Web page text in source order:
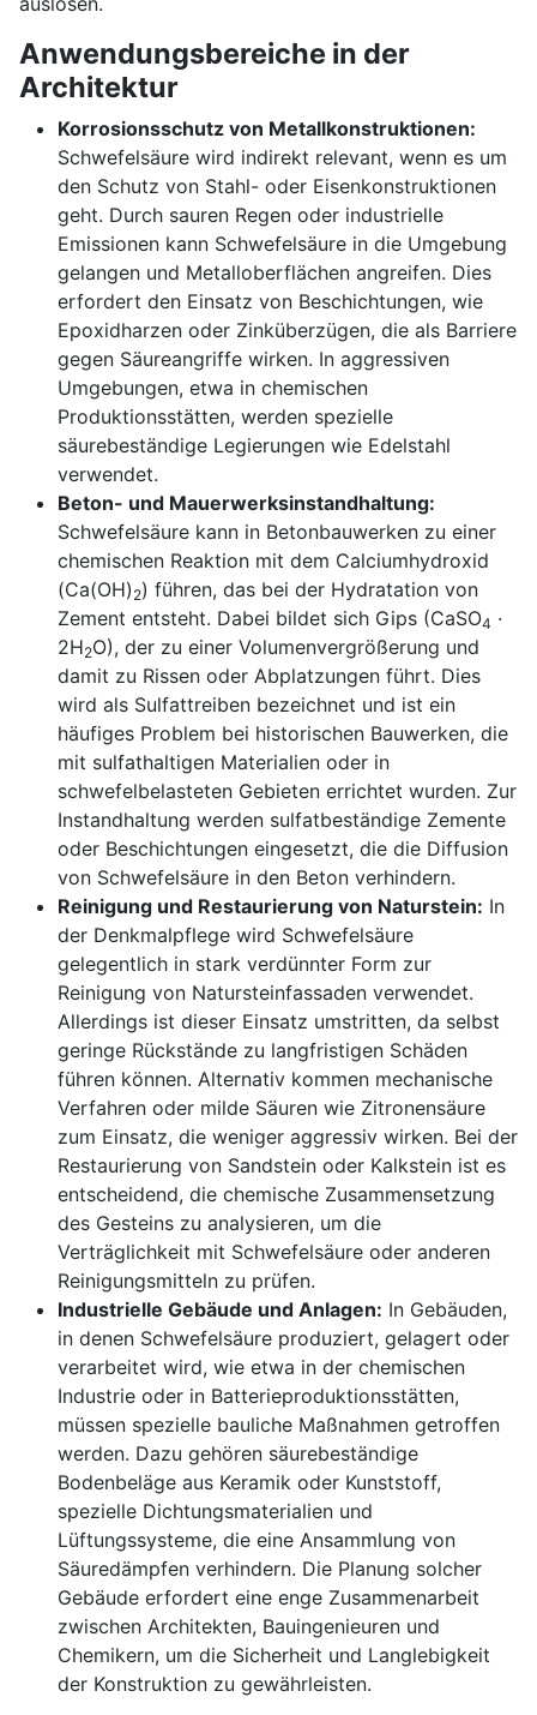
Anwendungsbereiche in der
Architektur
Korrosionsschutz von Metallkonstruktionen:
Schwefelsäure wird indirekt relevant, wenn es um
den Schutz von Stahl- oder Eisenkonstruktionen
geht. Durch sauren Regen oder industrielle
Emissionen kann Schwefelsäure in die Umgebung
gelangen und Metalloberflächen angreifen. Dies
erfordert den Einsatz von Beschichtungen, wie
Epoxidharzen oder Zinküberzügen, die als Barriere
gegen Säureangriffe wirken. In aggressiven
Umgebungen, etwa in chemischen
Produktionsstätten, werden spezielle
säurebeständige Legierungen wie Edelstahl
verwendet.
Beton- und Mauerwerksinstandhaltung:
Schwefelsäure kann in Betonbauwerken zu einer
chemischen Reaktion mit dem Calciumhydroxid
(Ca(OH) 2) führen, das bei der Hydratation von
Zement entsteht. Dabei bildet sich Gips (CaSO4 ·
2H2O), der zu einer Volumenvergrößerung und
damit zu Rissen oder Abplatzungen führt. Dies
wird als Sulfattreiben bezeichnet und ist ein
häufiges Problem bei historischen Bauwerken, die
mit sulfathaltigen Materialien oder in
schwefelbelasteten Gebieten errichtet wurden. Zur
Instandhaltung werden sulfatbeständige Zemente
oder Beschichtungen eingesetzt, die die Diffusion
von Schwefelsäure in den Beton verhindern.
Reinigung und Restaurierung von Naturstein: In
der Denkmalpflege wird Schwefelsäure
gelegentlich in stark verdünnter Form zur
Reinigung von Natursteinfassaden verwendet.
Allerdings ist dieser Einsatz umstritten, da selbst
geringe Rückstände zu langfristigen Schäden
führen können. Alternativ kommen mechanische
Verfahren oder milde Säuren wie Zitronensäure
zum Einsatz, die weniger aggressiv wirken. Bei der
Restaurierung von Sandstein oder Kalkstein ist es
entscheidend, die chemische Zusammensetzung
des Gesteins zu analysieren, um die
Verträglichkeit mit Schwefelsäure oder anderen
Reinigungsmitteln zu prüfen.
Industrielle Gebäude und Anlagen: In Gebäuden,
in denen Schwefelsäure produziert, gelagert oder
verarbeitet wird, wie etwa in der chemischen
Industrie oder in Batterieproduktionsstätten,
müssen spezielle bauliche Maßnahmen getroffen
werden. Dazu gehören säurebeständige
Bodenbeläge aus Keramik oder Kunststoff,
spezielle Dichtungsmaterialien und
Lüftungssysteme, die eine Ansammlung von
Säuredämpfen verhindern. Die Planung solcher
Gebäude erfordert eine enge Zusammenarbeit
zwischen Architekten, Bauingenieuren und
Chemikern, um die Sicherheit und Langlebigkeit
der Konstruktion zu gewährleisten.